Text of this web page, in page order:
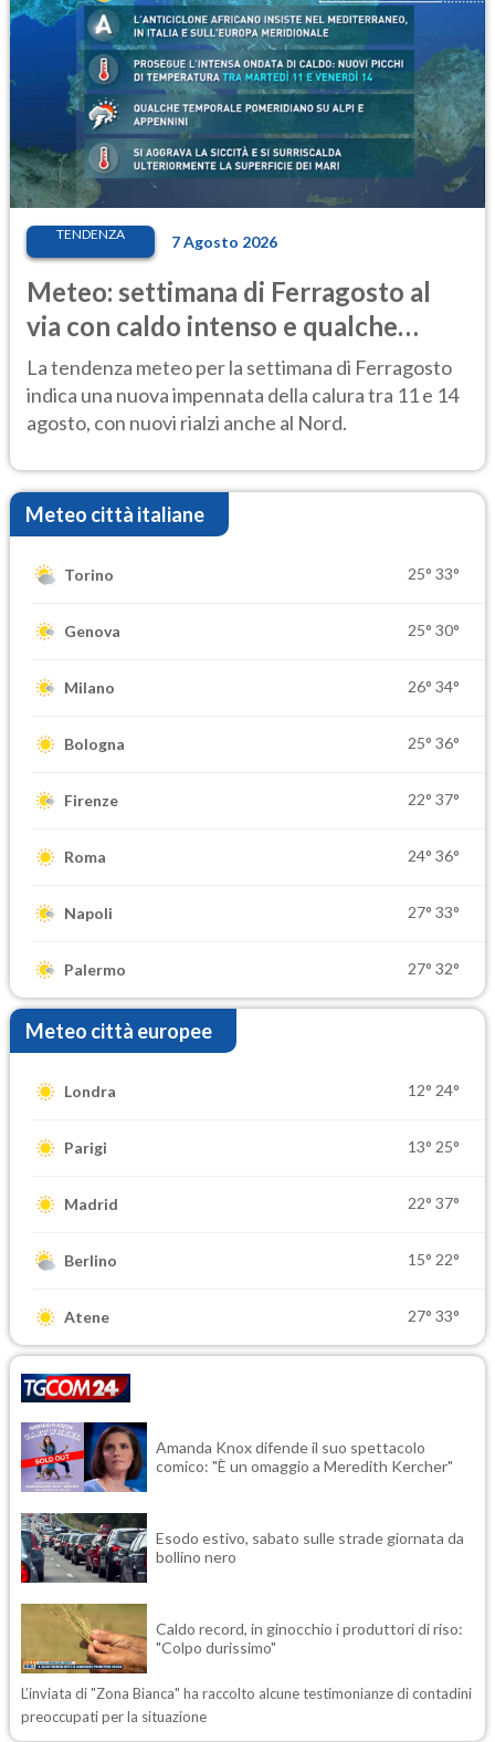
TENDENZA 7 Agosto 2026
Meteo: settimana di Ferragosto al
via con caldo intenso e qualche
temporale
La tendenza meteo per la settimana di Ferragosto
indica una nuova impennata della calura tra 11 e 14
agosto, con nuovi rialzi anche al Nord.
Meteo città italiane
Torino 25° 33°
Genova 25° 30°
Milano 26° 34°
Bologna 25° 36°
Firenze 22° 37°
Roma 24° 36°
Napoli 27° 33°
Palermo 27° 32°
Meteo città europee
Londra 12° 24°
Parigi 13° 25°
Madrid 22° 37°
Berlino 15° 22°
Atene 27° 33°
Amanda Knox difende il suo spettacolo
comico: "È un omaggio a Meredith Kercher"
Esodo estivo, sabato sulle strade giornata da
bollino nero
Caldo record, in ginocchio i produttori di riso:
"Colpo durissimo"
L’inviata di "Zona Bianca" ha raccolto alcune testimonianze di contadini
preoccupati per la situazione